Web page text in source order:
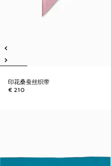
印花桑蚕丝织带
€ 210